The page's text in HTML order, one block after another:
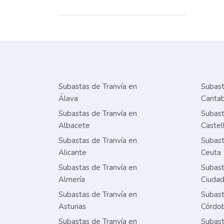
Subastas de Tranvía en
Álava
Subastas de Tranvía en
Albacete
Subastas de Tranvía en
Alicante
Subastas de Tranvía en
Almería
Subastas de Tranvía en
Asturias
Subastas de Tranvía en
Ceuta